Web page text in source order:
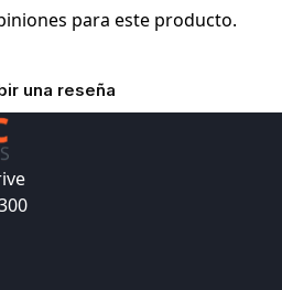
para este producto.
una reseña